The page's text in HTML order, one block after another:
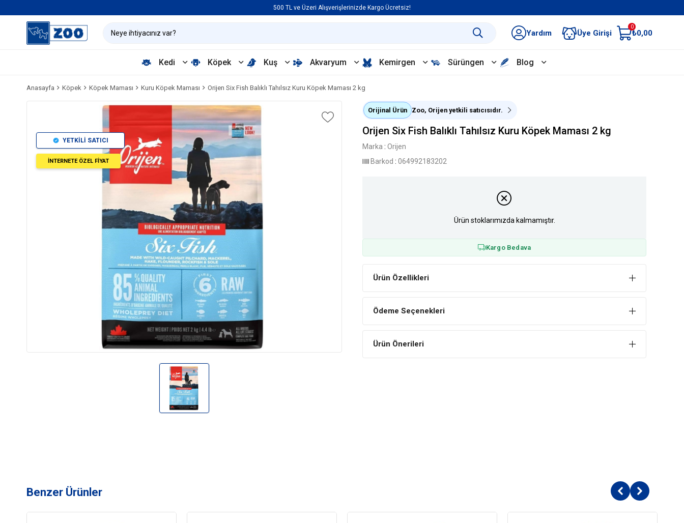
500 TL ve Üzeri Alışverişlerinizde Kargo Ücretsiz!
Yardım Üye Girişi
0
₺0,00
Kedi Köpek Kuş Akvaryum Kemirgen Sürüngen Blog
Anasayfa Köpek Köpek Maması Kuru Köpek Maması Orijen Six Fish Balıklı Tahılsız Kuru Köpek Maması 2 kg
YETKİLİ SATICI
İNTERNETE ÖZEL FİYAT
Orijinal Ürün Zoo, Orijen yetkili satıcısıdır.
Orijen Six Fish Balıklı Tahılsız Kuru Köpek Maması 2 kg
Marka : Orijen
Barkod : 064992183202
Ürün stoklarımızda kalmamıştır.
Kargo Bedava
Ürün Özellikleri
Ödeme Seçenekleri
Ürün Önerileri
Benzer Ürünler